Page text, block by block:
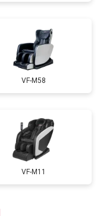
VF-M58
VF-M11